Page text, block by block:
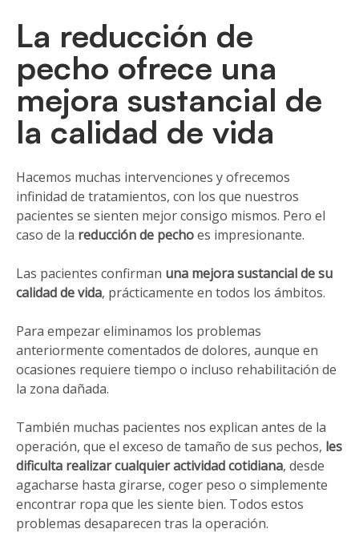
La reducción de
pecho ofrece una
mejora sustancial de
la calidad de vida
Hacemos muchas intervenciones y ofrecemos
infinidad de tratamientos, con los que nuestros
pacientes se sienten mejor consigo mismos. Pero el
caso de la reducción de pechoes impresionante.
Las pacientes confirman una mejora sustancial de su
calidad de vida, prácticamente en todos los ámbitos.
Para empezar eliminamos los problemas
anteriormente comentados de dolores, aunque en
ocasiones requiere tiempo o incluso rehabilitación de
la zona dañada.
También muchas pacientes nos explican antes de la
operación, que el exceso de tamaño de sus pechos, les
dificulta realizar cualquier actividad cotidiana, desde
agacharse hasta girarse, coger peso o simplemente
encontrar ropa que les siente bien. Todos estos
problemas desaparecen tras la operación.